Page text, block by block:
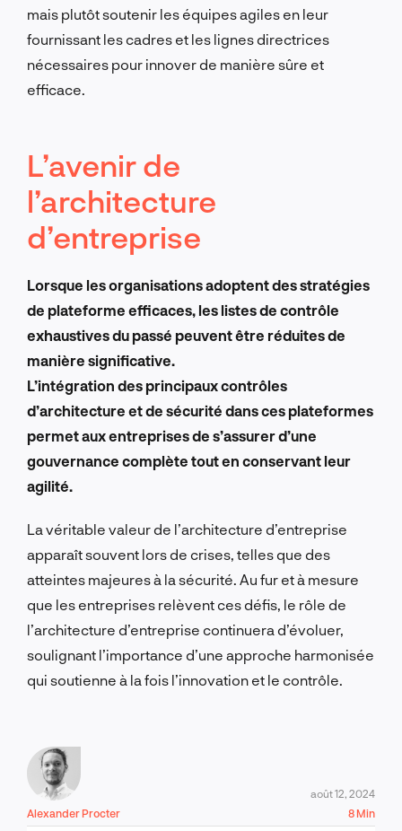
mais plutôt soutenir les équipes agiles en leur
fournissant les cadres et les lignes directrices
nécessaires pour innover de manière sûre et
efficace.
L’avenir de
l’architecture
d’entreprise
Lorsque les organisations adoptent des stratégies
de plateforme efficaces, les listes de contrôle
exhaustives du passé peuvent être réduites de
manière significative.
L’intégration des principaux contrôles
d’architecture et de sécurité dans ces plateformes
permet aux entreprises de s’assurer d’une
gouvernance complète tout en conservant leur
agilité.
La véritable valeur de l’architecture d’entreprise
apparaît souvent lors de crises, telles que des
atteintes majeures à la sécurité. Au fur et à mesure
que les entreprises relèvent ces défis, le rôle de
l’architecture d’entreprise continuera d’évoluer,
soulignant l’importance d’une approche harmonisée
qui soutienne à la fois l’innovation et le contrôle.
Alexander Procter
août 12, 2024
8 Min